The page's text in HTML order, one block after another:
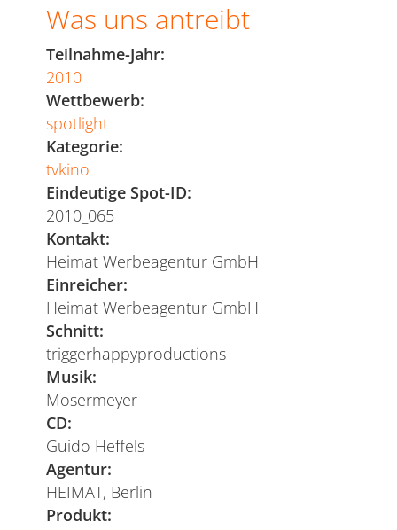
-
Motten
Was uns antreibt
Teilnahme-Jahr:
2010
Wettbewerb:
spotlight
Kategorie:
tvkino
Eindeutige Spot-ID:
2010_065
Kontakt:
Heimat Werbeagentur GmbH
Einreicher:
Heimat Werbeagentur GmbH
Schnitt:
triggerhappyproductions
Musik:
Mosermeyer
CD:
Guido Heffels
Agentur:
HEIMAT, Berlin
Produkt: